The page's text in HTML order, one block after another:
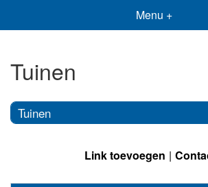
Menu +
Tuinen
Tuinen
Link toevoegen